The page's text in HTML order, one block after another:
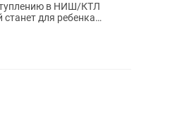
в НИШ/КТЛ
для ребенка